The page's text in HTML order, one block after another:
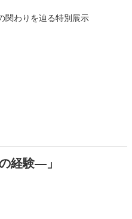
関わりを辿る特別展示
経験―」